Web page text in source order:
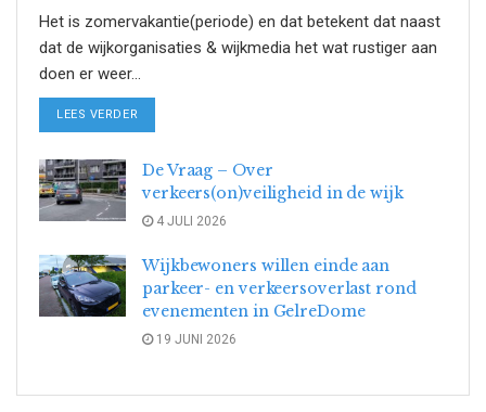
Het is zomervakantie(periode) en dat betekent dat naast
dat de wijkorganisaties & wijkmedia het wat rustiger aan
doen er weer...
LEES VERDER
De Vraag – Over
verkeers(on)veiligheid in de wijk
4 JULI 2026
Wijkbewoners willen einde aan
parkeer- en verkeersoverlast rond
evenementen in GelreDome
19 JUNI 2026